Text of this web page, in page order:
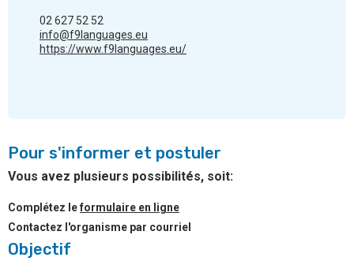
Objectif
02 627 52 52
info@f9languages.eu
https://www.f9languages.eu/
Pour s'informer et postuler
Vous avez plusieurs possibilités, soit:
Complétez leformulaire en ligne
Contactez l'organisme par courriel